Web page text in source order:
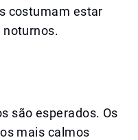
costumam estar
noturnos.
são esperados. Os
mais calmos